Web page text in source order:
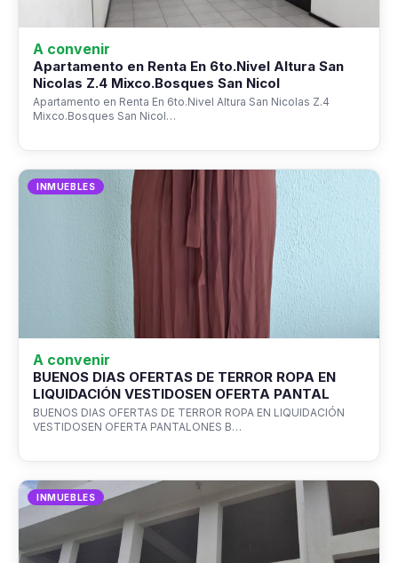
A convenir
Apartamento en Renta En 6to.Nivel Altura San
Nicolas Z.4 Mixco.Bosques San Nicol
Apartamento en Renta En 6to.Nivel Altura San Nicolas Z.4
Mixco.Bosques San Nicol…
INMUEBLES
A convenir
BUENOS DIAS OFERTAS DE TERROR ROPA EN
LIQUIDACIÓN VESTIDOSEN OFERTA PANTAL
BUENOS DIAS OFERTAS DE TERROR ROPA EN LIQUIDACIÓN
VESTIDOSEN OFERTA PANTALONES B…
INMUEBLES